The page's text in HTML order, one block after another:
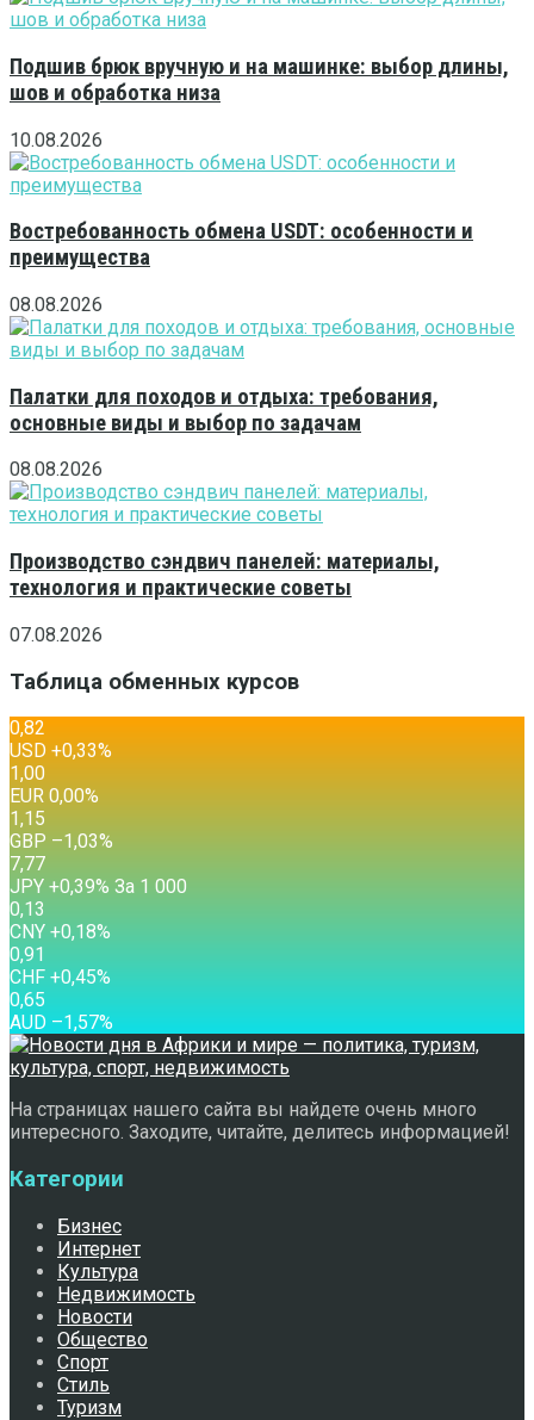
Подшив брюк вручную и на машинке: выбор длины,
шов и обработка низа
10.08.2026
Востребованность обмена USDT: особенности и
преимущества
08.08.2026
Палатки для походов и отдыха: требования,
основные виды и выбор по задачам
08.08.2026
Производство сэндвич панелей: материалы,
технология и практические советы
07.08.2026
Таблица обменных курсов
0,82
USD +0,33%
1,00
EUR 0,00%
1,15
GBP –1,03%
7,77
JPY +0,39% За 1 000
0,13
CNY +0,18%
0,91
CHF +0,45%
0,65
AUD –1,57%
На страницах нашего сайта вы найдете очень много
интересного. Заходите, читайте, делитесь информацией!
Категории
Бизнес
Интернет
Культура
Недвижимость
Новости
Общество
Спорт
Стиль
Туризм